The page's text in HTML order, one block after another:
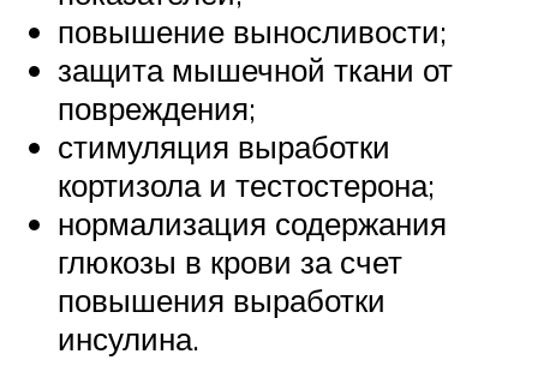
повышение выносливости;
защита мышечной ткани от
повреждения;
стимуляция выработки
кортизола и тестостерона;
нормализация содержания
глюкозы в крови за счет
повышения выработки
инсулина.